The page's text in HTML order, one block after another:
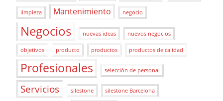
limpieza Mantenimiento negocio
Negocios nuevas ideas nuevos negocios
objetivos producto productos productos de calidad
Profesionales selección de personal
Servicios silestone silestone Barcelona